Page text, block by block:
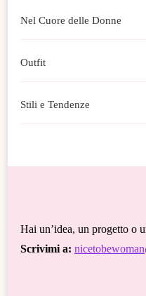
Nel Cuore delle Donne
Outfit
Stili e Tendenze
Hai un’idea, un progetto o
Scrivimi a: